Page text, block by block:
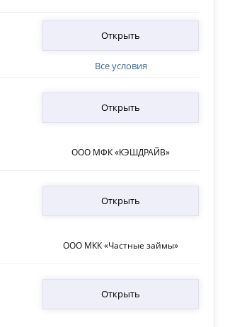
Все условия
Открыть
ООО МФК «КЭШДРАЙВ»
Открыть
ООО МКК «Частные займы»
Открыть
Открыть